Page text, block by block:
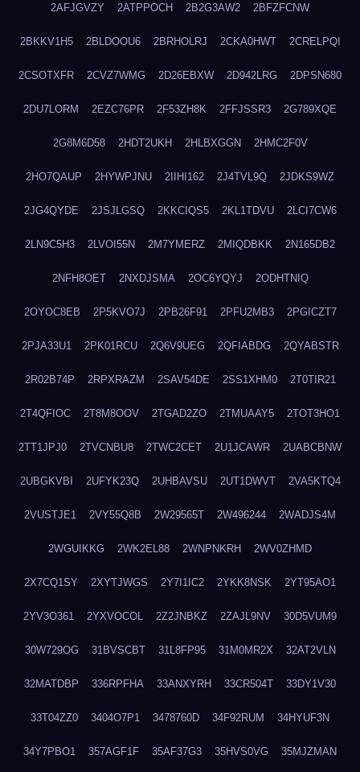
2AFJGVZY 2ATPPOCH 2B2G3AW2 2BFZFCNW
2BKKV1H5 2BLDOOU6 2BRHOLRJ 2CKA0HWT 2CRELPQI
2CSOTXFR 2CVZ7WMG 2D26EBXW 2D942LRG 2DPSN680
2DU7LORM 2EZC76PR 2F53ZH8K 2FFJSSR3 2G789XQE
2G8M6D58 2HDT2UKH 2HLBXGGN 2HMC2F0V
2HO7QAUP 2HYWPJNU 2IIHI162 2J4TVL9Q 2JDKS9WZ
2JG4QYDE 2JSJLGSQ 2KKCIQS5 2KL1TDVU 2LCI7CW6
2LN9C5H3 2LVOI55N 2M7YMERZ 2MIQDBKK 2N165DB2
2NFH8OET 2NXDJSMA 2OC6YQYJ 2ODHTNIQ
2OYOC8EB 2P5KVO7J 2PB26F91 2PFU2MB3 2PGICZT7
2PJA33U1 2PK01RCU 2Q6V9UEG 2QFIABDG 2QYABSTR
2R02B74P 2RPXRAZM 2SAV54DE 2SS1XHM0 2T0TIR21
2T4QFIOC 2T8M8OOV 2TGAD2ZO 2TMUAAY5 2TOT3HO1
2TT1JPJ0 2TVCNBU8 2TWC2CET 2U1JCAWR 2UABCBNW
2UBGKVBI 2UFYK23Q 2UHBAVSU 2UT1DWVT 2VA5KTQ4
2VUSTJE1 2VY55Q8B 2W29565T 2W496244 2WADJS4M
2WGUIKKG 2WK2EL88 2WNPNKRH 2WV0ZHMD
2X7CQ1SY 2XYTJWGS 2Y7I1IC2 2YKK8NSK 2YT95AO1
2YV3O361 2YXVOCOL 2Z2JNBKZ 2ZAJL9NV 30D5VUM9
30W729OG 31BVSCBT 31L8FP95 31M0MR2X 32AT2VLN
32MATDBP 336RPFHA 33ANXYRH 33CR504T 33DY1V30
33T04ZZ0 3404O7P1 3478760D 34F92RUM 34HYUF3N
34Y7PBO1 357AGF1F 35AF37G3 35HVS0VG 35MJZMAN